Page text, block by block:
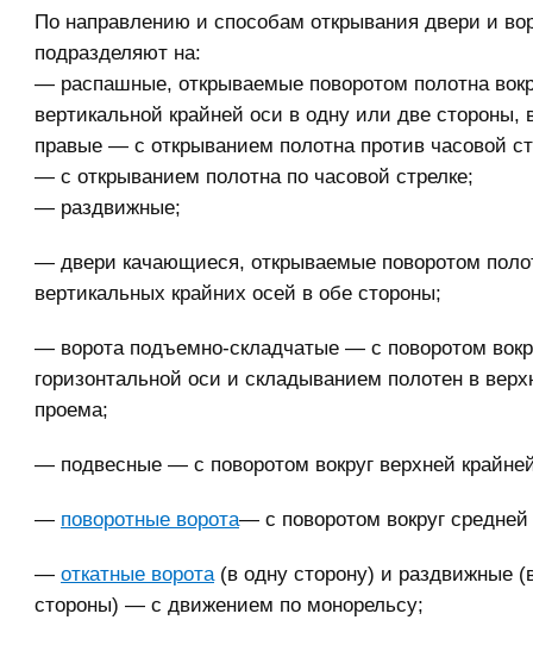
По направлению и способам открывания двери и
подразделяют на:
— распашные, открываемые поворотом полотна
вертикальной крайней оси в одну или две стороны,
правые — с открыванием полотна против часовой
— с открыванием полотна по часовой стрелке;
— раздвижные;
— двери качающиеся, открываемые поворотом
вертикальных крайних осей в обе стороны;
— ворота подъемно-складчатые — с поворотом
горизонтальной оси и складыванием полотен в
проема;
— подвесные — с поворотом вокруг верхней
— поворотные ворота— с поворотом вокруг
— откатные ворота(в одну сторону) и раздвижные
стороны) — с движением по монорельсу;